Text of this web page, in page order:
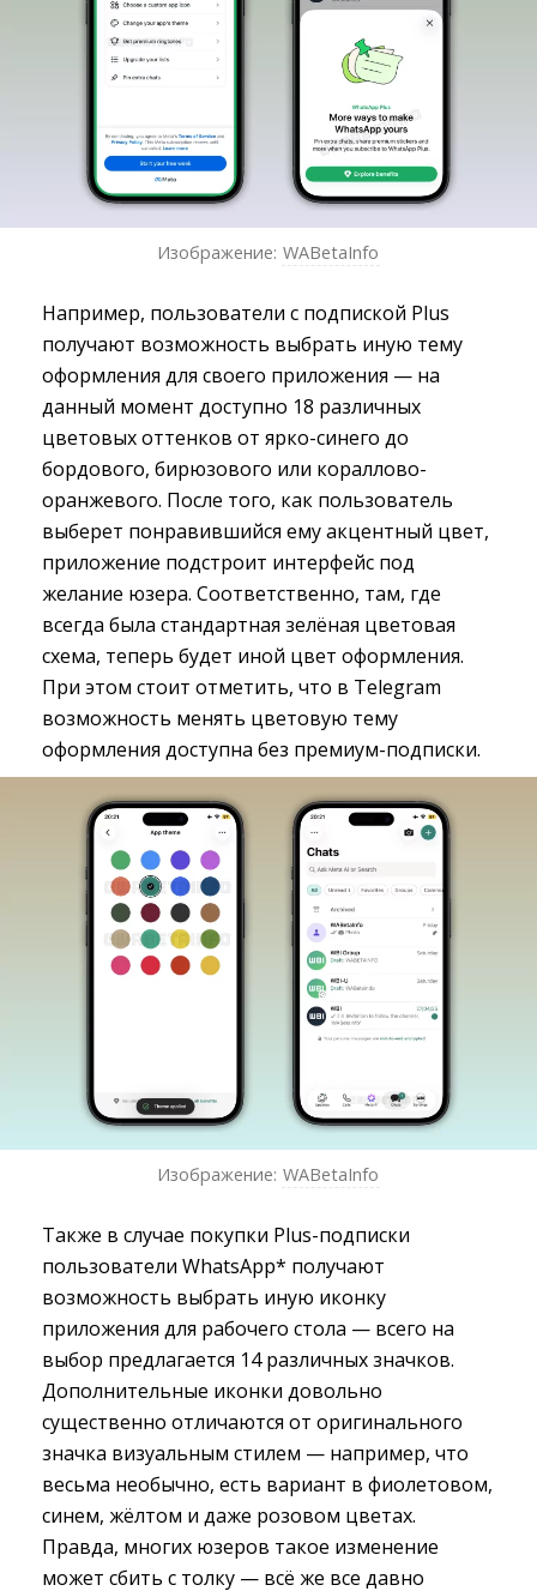
Изображение: WABetaInfo
Например, пользователи с подпиской Plus
получают возможность выбрать иную тему
оформления для своего приложения — на
данный момент доступно 18 различных
цветовых оттенков от ярко-синего до
бордового, бирюзового или кораллово-
оранжевого. После того, как пользователь
выберет понравившийся ему акцентный цвет,
приложение подстроит интерфейс под
желание юзера. Соответственно, там, где
всегда была стандартная зелёная цветовая
схема, теперь будет иной цвет оформления.
При этом стоит отметить, что в Telegram
возможность менять цветовую тему
оформления доступна без премиум-подписки.
Изображение: WABetaInfo
Также в случае покупки Plus-подписки
пользователи WhatsApp* получают
возможность выбрать иную иконку
приложения для рабочего стола — всего на
выбор предлагается 14 различных значков.
Дополнительные иконки довольно
существенно отличаются от оригинального
значка визуальным стилем — например, что
весьма необычно, есть вариант в фиолетовом,
синем, жёлтом и даже розовом цветах.
Правда, многих юзеров такое изменение
может сбить с толку — всё же все давно